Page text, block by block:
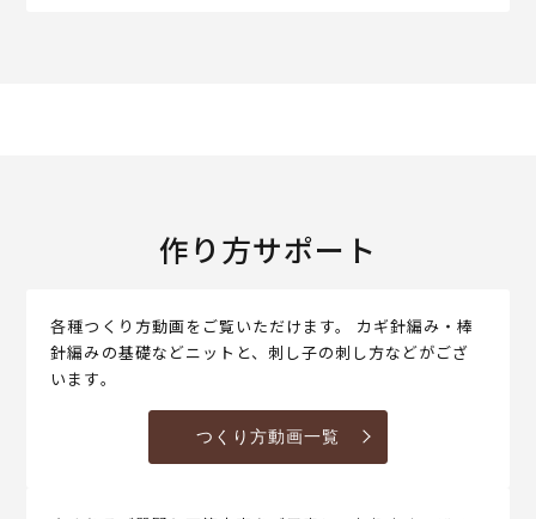
作り方サポート
各種つくり方動画をご覧いただけます。 カギ針編み・棒
針編みの基礎などニットと、刺し子の刺し方などがござ
います。
つくり方動画一覧